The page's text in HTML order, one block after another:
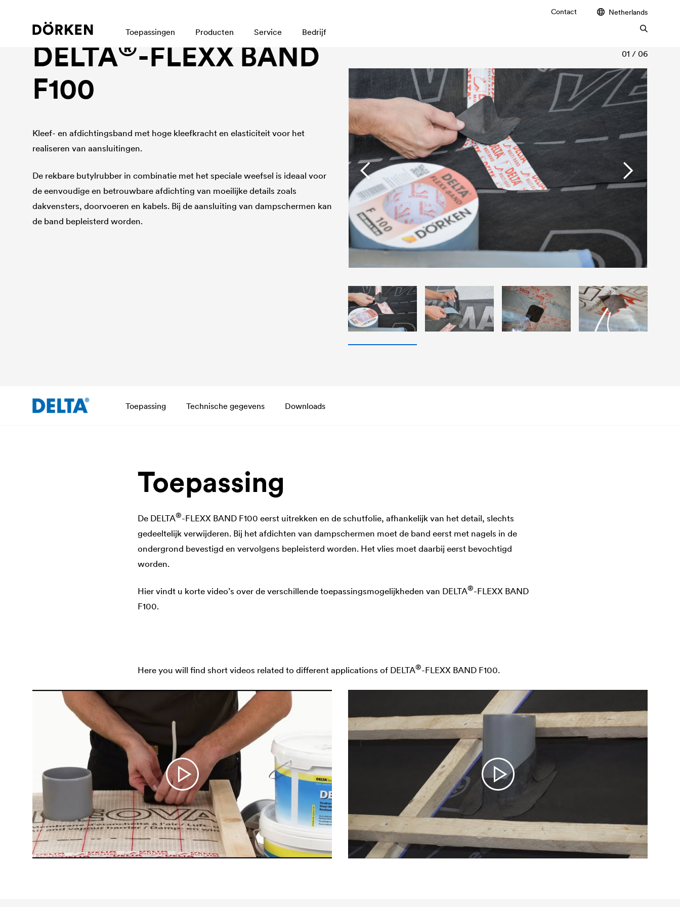
Contact Netherlands
Toepassingen Producten Service Bedrijf
Kleefsystemen
DELTA®-FLEXX BAND
F100
Kleef- en afdichtingsband met hoge kleefkracht en elasticiteit voor het
realiseren van aansluitingen.
De rekbare butylrubber in combinatie met het speciale weefsel is ideaal voor
de eenvoudige en betrouwbare afdichting van moeilijke details zoals
dakvensters, doorvoeren en kabels. Bij de aansluiting van dampschermen kan
de band bepleisterd worden.
01 / 06
Toepassing Technische gegevens Downloads
Toepassing
De DELTA®-FLEXX BAND F100 eerst uitrekken en de schutfolie, afhankelijk van het detail, slechts
gedeeltelijk verwijderen. Bij het afdichten van dampschermen moet de band eerst met nagels in de
ondergrond bevestigd en vervolgens bepleisterd worden. Het vlies moet daarbij eerst bevochtigd
worden.
Hier vindt u korte video’s over de verschillende toepassingsmogelijkheden van DELTA®-FLEXX BAND
F100.
Here you will find short videos related to different applications of DELTA®-FLEXX BAND F100.